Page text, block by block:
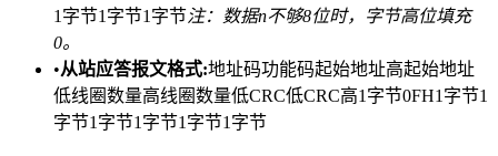
1字节1字节1字节注：数据n不够8位时，字节高位填充
0。
•​​从站应答报文格式:​​地址码功能码起始地址高起始地址
低线圈数量高线圈数量低CRC低CRC高1字节0FH1字节1
字节1字节1字节1字节1字节